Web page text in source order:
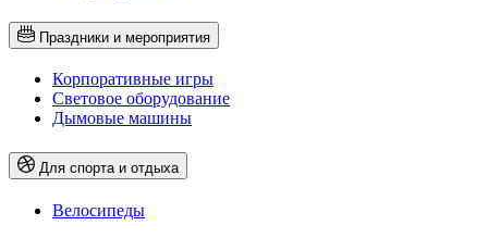
Праздники и мероприятия
Корпоративные игры
Световое оборудование
Дымовые машины
Для спорта и отдыха
Велосипеды